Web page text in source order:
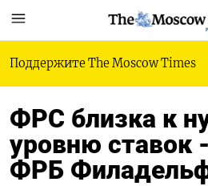
Поддержите The Moscow Times
ФРС близка к
уровню ставок
ФРБ